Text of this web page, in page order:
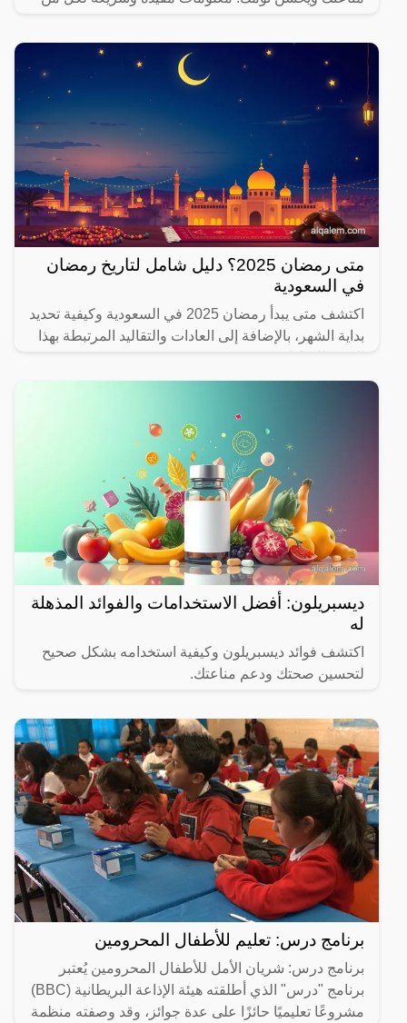
متى رمضان 2025؟ دليل شامل لتاريخ رمضان
في السعودية
اكتشف متى يبدأ رمضان 2025 في السعودية وكيفية تحديد
بداية الشهر، بالإضافة إلى العادات والتقاليد المرتبطة بهذا
ديسبريلون: أفضل الاستخدامات والفوائد المذهلة
له
اكتشف فوائد ديسبريلون وكيفية استخدامه بشكل صحيح
لتحسين صحتك ودعم مناعتك.
برنامج درس: تعليم للأطفال المحرومين
برنامج درس: شريان الأمل للأطفال المحرومين يُعتبر
برنامج "درس" الذي أطلقته هيئة الإذاعة البريطانية (BBC)
مشروعًا تعليميًا حائزًا على عدة جوائز، وقد وصفته منظمة